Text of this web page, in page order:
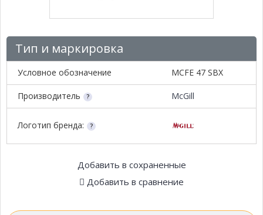
Тип и маркировка
Условное обозначение MCFE 47 SBX
Производитель McGill
Логотип бренда:
Добавить в сохраненные
Добавить в сравнение